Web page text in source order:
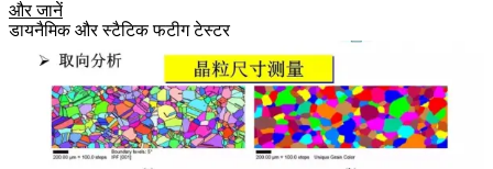
और जानें
डायनैमिक और स्टैटिक फटीग टेस्टर